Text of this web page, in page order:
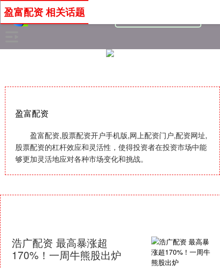
盈富配资
盈富配资,股票配资开户手机版,网上配资门户,配资网址,
股票配资的杠杆效应和灵活性，使得投资者在投资市场中能
够更加灵活地应对各种市场变化和挑战。
盈富配资 相关话题
浩广配资 最高暴涨超
170%！一周牛熊股出炉